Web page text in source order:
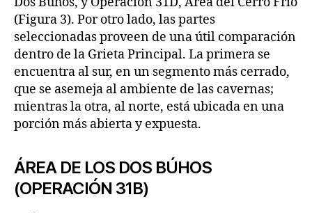
(Figura 3). Por otro lado, las partes
seleccionadas proveen de una útil comparación
dentro de la Grieta Principal. La primera se
encuentra al sur, en un segmento más cerrado,
que se asemeja al ambiente de las cavernas;
mientras la otra, al norte, está ubicada en una
porción más abierta y expuesta.
ÁREA DE LOS DOS BÚHOS
(OPERACIÓN 31B)